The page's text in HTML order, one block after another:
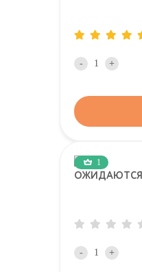
- +
1
ОЖИДАЮТСЯ
- +